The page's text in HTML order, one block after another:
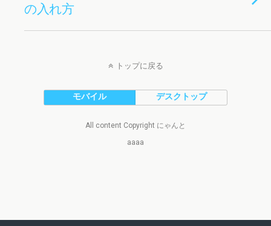
の入れ方
トップに戻る
モバイル デスクトップ
All content Copyright にゃんと
aaaa